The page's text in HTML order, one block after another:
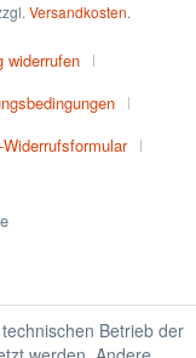
Versandkosten.
widerrufen
Widerrufsformular
Betrieb der